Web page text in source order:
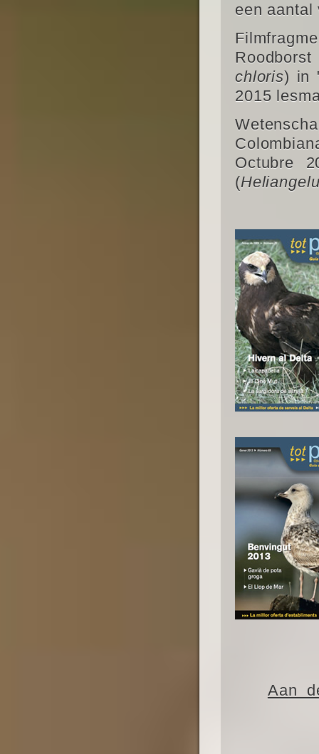
een aantal
chloris) in
2015
Octubre
(
Aan